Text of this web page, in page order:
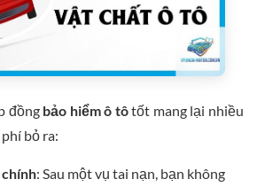
đồng bảo hiểm ô tôtốt mang lại nhiều
bỏ ra:
: Sau một vụ tai nạn, bạn không